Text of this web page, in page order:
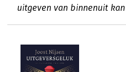
uitgeven van binnenuit